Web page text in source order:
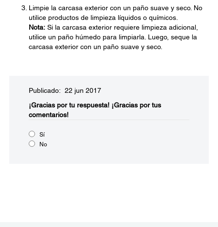
Limpie la carcasa exterior con un paño suave y seco. No
utilice productos de limpieza líquidos o químicos.
Nota: Si la carcasa exterior requiere limpieza adicional,
utilice un paño húmedo para limpiarla. Luego, seque la
carcasa exterior con un paño suave y seco.
Publicado: 22 jun 2017
¡Gracias por tu respuesta! ¡Gracias por tus
comentarios!
Sí
No